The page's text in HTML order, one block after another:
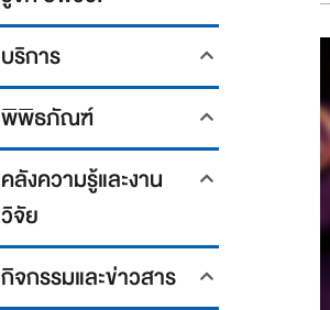
บริการ
พิพิธภัณฑ์
คลังความรู้และงาน
วิจัย
กิจกรรมและข่าวสาร